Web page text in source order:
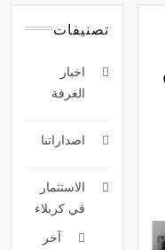
تصنيفات
اخبار
الغرفة
اصداراتنا
الاستثمار
في كربلاء
آخر